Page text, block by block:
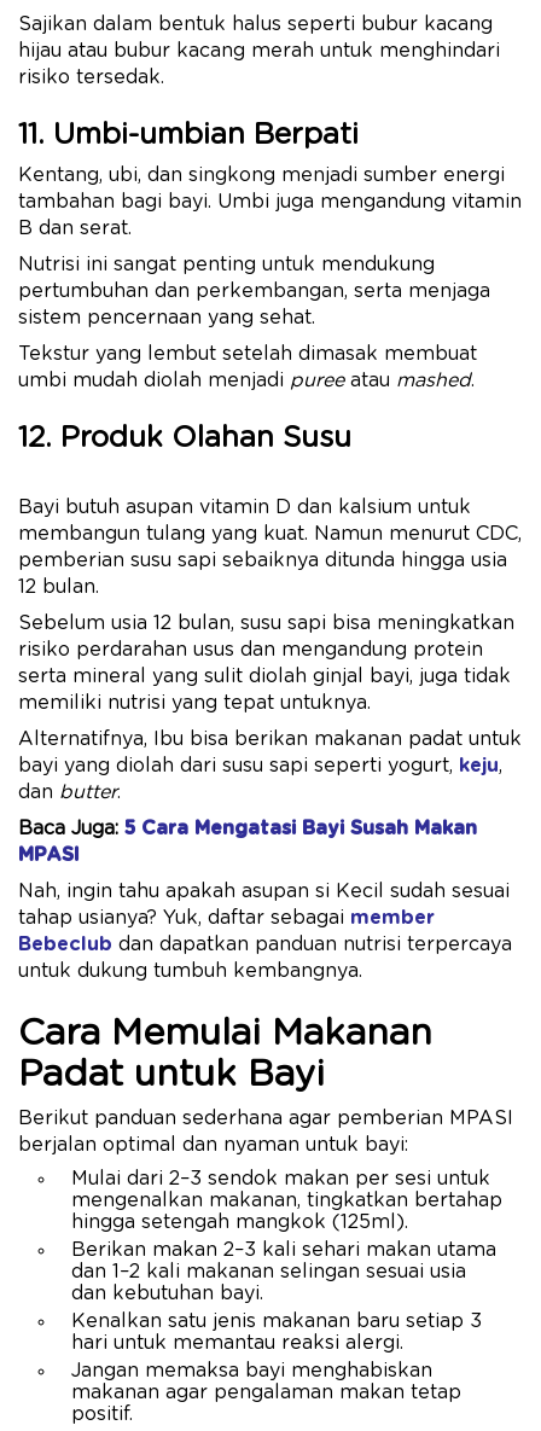
Sajikan dalam bentuk halus seperti bubur kacang
hijau atau bubur kacang merah untuk menghindari
risiko tersedak.
11. Umbi-umbian Berpati
Kentang, ubi, dan singkong menjadi sumber energi
tambahan bagi bayi. Umbi juga mengandung vitamin
B dan serat.
Nutrisi ini sangat penting untuk mendukung
pertumbuhan dan perkembangan, serta menjaga
sistem pencernaan yang sehat.
Tekstur yang lembut setelah dimasak membuat
umbi mudah diolah menjadi pureeatau mashed.
12. Produk Olahan Susu
Bayi butuh asupan vitamin D dan kalsium untuk
membangun tulang yang kuat. Namun menurut CDC,
pemberian susu sapi sebaiknya ditunda hingga usia
12 bulan.
Sebelum usia 12 bulan, susu sapi bisa meningkatkan
risiko perdarahan usus dan mengandung protein
serta mineral yang sulit diolah ginjal bayi, juga tidak
memiliki nutrisi yang tepat untuknya.
Alternatifnya, Ibu bisa berikan makanan padat untuk
bayi yang diolah dari susu sapi seperti yogurt, keju,
dan butter.
Baca Juga: 5 Cara Mengatasi Bayi Susah Makan
MPASI
Nah, ingin tahu apakah asupan si Kecil sudah sesuai
tahap usianya? Yuk, daftar sebagai member
Bebeclub dan dapatkan panduan nutrisi terpercaya
untuk dukung tumbuh kembangnya.
Cara Memulai Makanan
Padat untuk Bayi
Berikut panduan sederhana agar pemberian MPASI
berjalan optimal dan nyaman untuk bayi:
Mulai dari 2–3 sendok makan per sesi untuk
mengenalkan makanan, tingkatkan bertahap
hingga setengah mangkok (125ml).
Berikan makan 2–3 kali sehari makan utama
dan 1–2 kali makanan selingan sesuai usia
dan kebutuhan bayi.
Kenalkan satu jenis makanan baru setiap 3
hari untuk memantau reaksi alergi.
Jangan memaksa bayi menghabiskan
makanan agar pengalaman makan tetap
positif.